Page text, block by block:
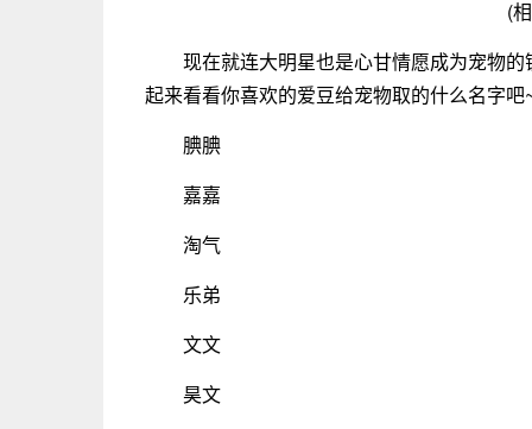
(
现在就连大明星也是心甘情愿成为宠物
起来看看你喜欢的爱豆给宠物取的什么名字吧
腆腆
嘉嘉
淘气
乐弟
文文
昊文